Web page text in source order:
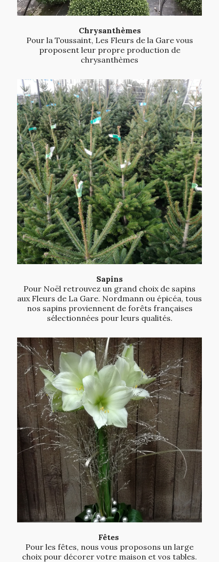
Chrysanthèmes
Pour la Toussaint, Les Fleurs de la Gare vous
proposent leur propre production de
chrysanthèmes
Sapins
Pour Noël retrouvez un grand choix de sapins
aux Fleurs de La Gare. Nordmann ou épicéa, tous
nos sapins proviennent de forêts françaises
sélectionnées pour leurs qualités.
Fêtes
Pour les fêtes, nous vous proposons un large
choix pour décorer votre maison et vos tables.